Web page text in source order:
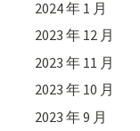
2024 年 1 月
2023 年 12 月
2023 年 11 月
2023 年 10 月
2023 年 9 月